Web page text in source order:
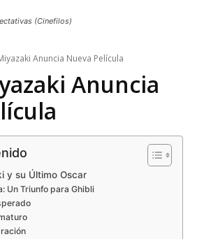
(Cinefilos)
Anuncia Nueva Película
Anuncia
y su Último Oscar
Un Triunfo para Ghibli